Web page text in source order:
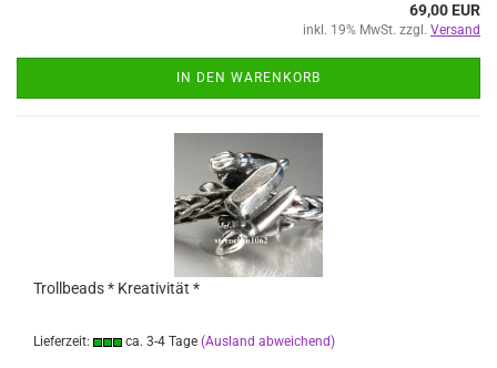
69,00 EUR
inkl. 19% MwSt. zzgl. Versand
IN DEN WARENKORB
Trollbeads * Kreativität *
Lieferzeit: ca. 3-4 Tage (Ausland abweichend)